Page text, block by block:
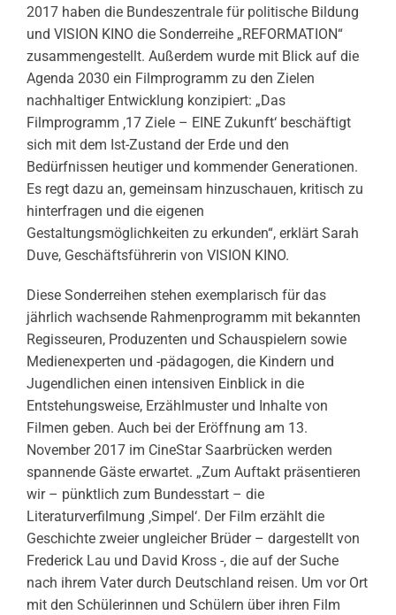
2017 haben die Bundeszentrale für politische Bildung
und VISION KINO die Sonderreihe „REFORMATION“
zusammengestellt. Außerdem wurde mit Blick auf die
Agenda 2030 ein Filmprogramm zu den Zielen
nachhaltiger Entwicklung konzipiert: „Das
Filmprogramm ‚17 Ziele – EINE Zukunft‘ beschäftigt
sich mit dem Ist-Zustand der Erde und den
Bedürfnissen heutiger und kommender Generationen.
Es regt dazu an, gemeinsam hinzuschauen, kritisch zu
hinterfragen und die eigenen
Gestaltungsmöglichkeiten zu erkunden“, erklärt Sarah
Duve, Geschäftsführerin von VISION KINO.
Diese Sonderreihen stehen exemplarisch für das
jährlich wachsende Rahmenprogramm mit bekannten
Regisseuren, Produzenten und Schauspielern sowie
Medienexperten und -pädagogen, die Kindern und
Jugendlichen einen intensiven Einblick in die
Entstehungsweise, Erzählmuster und Inhalte von
Filmen geben. Auch bei der Eröffnung am 13.
November 2017 im CineStar Saarbrücken werden
spannende Gäste erwartet. „Zum Auftakt präsentieren
wir – pünktlich zum Bundesstart – die
Literaturverfilmung ‚Simpel‘. Der Film erzählt die
Geschichte zweier ungleicher Brüder – dargestellt von
Frederick Lau und David Kross -, die auf der Suche
nach ihrem Vater durch Deutschland reisen. Um vor Ort
mit den Schülerinnen und Schülern über ihren Film